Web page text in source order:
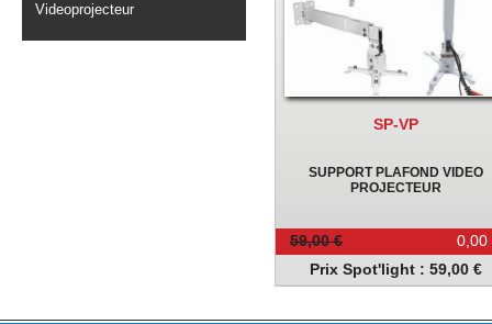
Videoprojecteur
SP-VP
SUPPORT PLAFOND VIDEO
PROJECTEUR
0,00
59,00 €
Prix Spot'light : 59,00 €